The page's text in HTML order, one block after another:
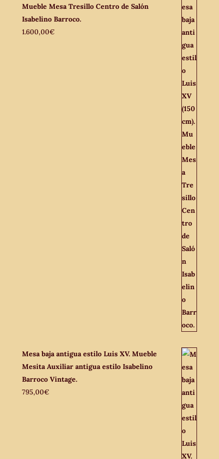
Mueble Mesa Tresillo Centro de Salón
Isabelino Barroco.
1.600,00€
Mesa baja antigua estilo Luis XV. Mueble
Mesita Auxiliar antigua estilo Isabelino
Barroco Vintage.
795,00€